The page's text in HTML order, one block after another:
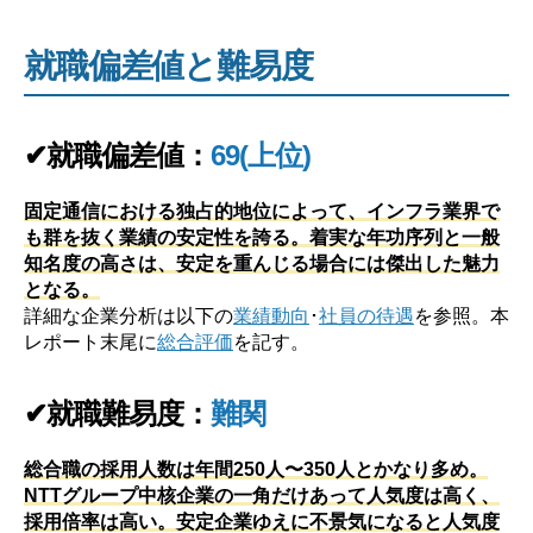
就職偏差値と難易度
✔就職偏差値：69(上位)
固定通信における独占的地位によって、インフラ業界で
も群を抜く業績の安定性を誇る。着実な年功序列と一般
知名度の高さは、安定を重んじる場合には傑出した魅力
となる。
詳細な企業分析は以下の業績動向 ･社員の待遇を参照。本
レポート末尾に総合評価を記す。
✔就職難易度：難関
総合職の採用人数は年間250人〜350人とかなり多め。
NTTグループ中核企業の一角だけあって人気度は高く、
採用倍率は高い。安定企業ゆえに不景気になると人気度